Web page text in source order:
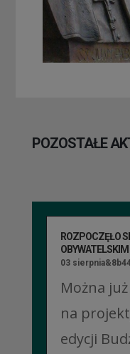
POZOSTAŁE
ROZPOCZĘŁO
03
Można
na
edycji